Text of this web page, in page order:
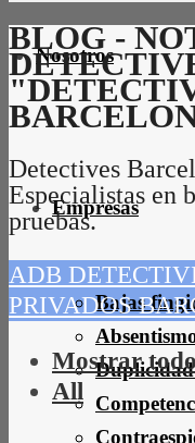
Nosotros
Empresas
Bajas
Duplicidad
BLOG -
Detectives
Especialistas en
pruebas.
ADB
PRIVADOS
Mostrar todo
All